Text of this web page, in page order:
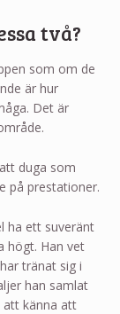
två?
som om de
är hur
Det är
duga som
på prestationer.
ha ett suveränt
högt. Han vet
tränat sig i
han samlat
att känna att